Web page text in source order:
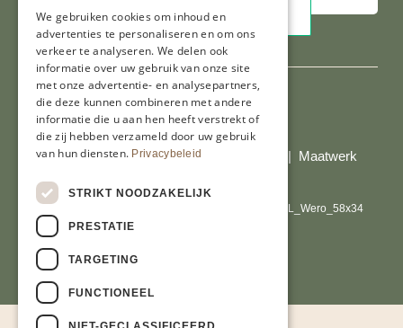
Al onze prijzen zijn incl. BTW
© Copyright 2026 Limburgs Bakwinkeltje | Maatwerk
We gebruiken cookies om inhoud en
advertenties te personaliseren en om ons
verkeer te analyseren. We delen ook
informatie over uw gebruik van onze site
met onze advertentie- en analysepartners,
die deze kunnen combineren met andere
informatie die u aan hen heeft verstrekt of
die zij hebben verzameld door uw gebruik
van hun diensten. Privacybeleid
STRIKT NOODZAKELIJK
PRESTATIE
TARGETING
FUNCTIONEEL